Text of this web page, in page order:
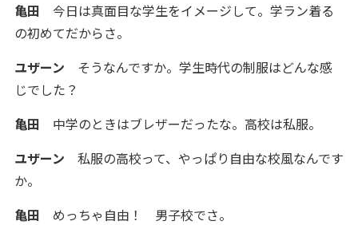
亀田 今日は真面目な学生をイメージして。学ラン着る
の初めてだからさ。
ユザーン そうなんですか。学生時代の制服はどんな感
じでした？
亀田 中学のときはブレザーだったな。高校は私服。
ユザーン 私服の高校って、やっぱり自由な校風なんです
か。
亀田 めっちゃ自由！ 男子校でさ。